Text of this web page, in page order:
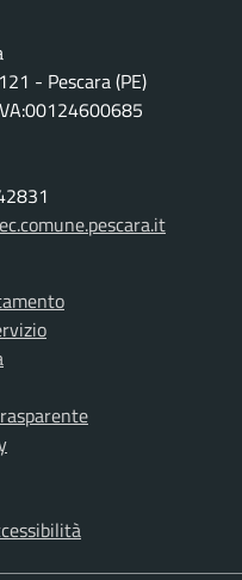
- Pescara (PE)